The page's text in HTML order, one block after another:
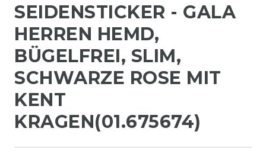
SEIDENSTICKER - GALA
HERREN HEMD,
BÜGELFREI, SLIM,
SCHWARZE ROSE MIT
KENT
KRAGEN(01.675674)